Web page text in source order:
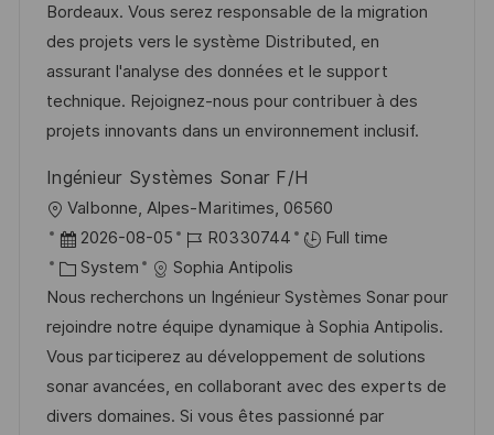
i
o
n
d
D
a
t
e
d
g
o
r
y
Bordeaux. Vous serez responsable de la migration
des projets vers le système Distributed, en
assurant l'analyse des données et le support
technique. Rejoignez-nous pour contribuer à des
projets innovants dans un environnement inclusif.
Ingénieur Systèmes Sonar F/H
L
o
c
a
t
i
o
n
Valbonne, Alpes-Maritimes, 06560
P
o
s
t
e
d
D
2026-08-05
J
o
b
I
d
R0330744
Full time
C
a
t
e
g
o
System
Sophia Antipolis
Nous recherchons un Ingénieur Systèmes Sonar pour
rejoindre notre équipe dynamique à Sophia Antipolis.
Vous participerez au développement de solutions
sonar avancées, en collaborant avec des experts de
divers domaines. Si vous êtes passionné par